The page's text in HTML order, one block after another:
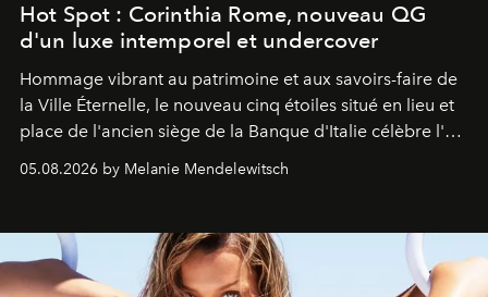
Hot Spot : Corinthia Rome, nouveau QG
d'un luxe intemporel et undercover
Hommage vibrant au patrimoine et aux savoirs-faire de
la Ville Éternelle, le nouveau cinq étoiles situé en lieu et
place de l'ancien siège de la Banque d'Italie célèbre l'art
de vivre Romain dans toute son élégance intemporelle.
05.08.2026 by Melanie Mendelewitsch